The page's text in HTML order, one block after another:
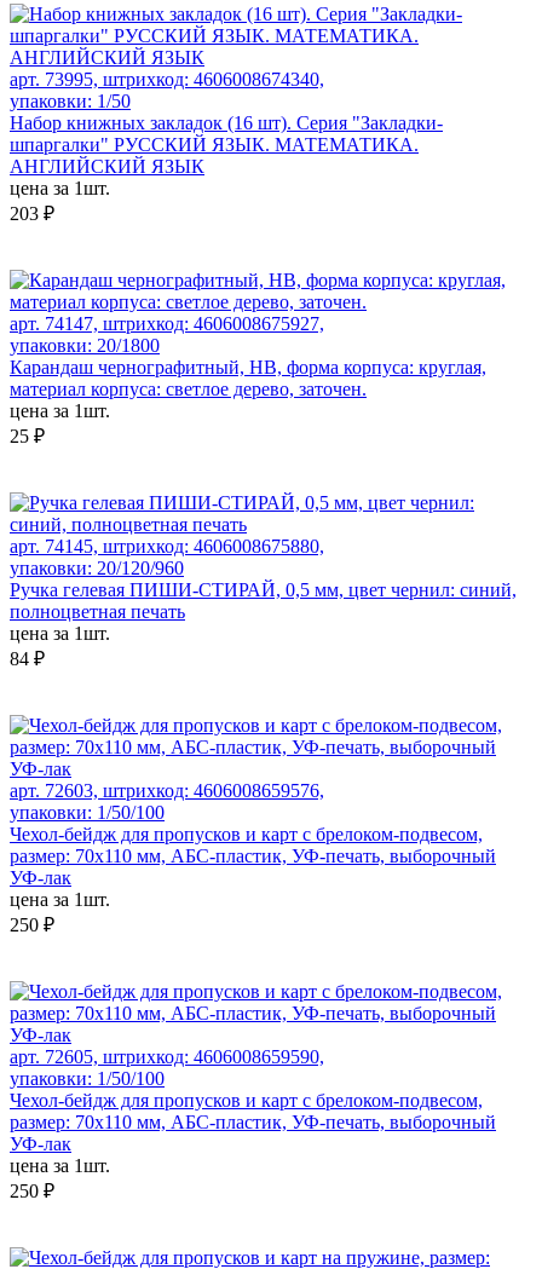
арт. 73995, штрихкод: 4606008674340,
упаковки: 1/50
Набор книжных закладок (16 шт). Серия "Закладки-
шпаргалки" РУССКИЙ ЯЗЫК. МАТЕМАТИКА.
АНГЛИЙСКИЙ ЯЗЫК
цена за 1шт.
203 ₽
арт. 74147, штрихкод: 4606008675927,
упаковки: 20/1800
Карандаш чернографитный, HB, форма корпуса: круглая,
материал корпуса: светлое дерево, заточен.
цена за 1шт.
25 ₽
арт. 74145, штрихкод: 4606008675880,
упаковки: 20/120/960
Ручка гелевая ПИШИ-СТИРАЙ, 0,5 мм, цвет чернил: синий,
полноцветная печать
цена за 1шт.
84 ₽
арт. 72603, штрихкод: 4606008659576,
упаковки: 1/50/100
Чехол-бейдж для пропусков и карт с брелоком-подвесом,
размер: 70х110 мм, АБС-пластик, УФ-печать, выборочный
УФ-лак
цена за 1шт.
250 ₽
арт. 72605, штрихкод: 4606008659590,
упаковки: 1/50/100
Чехол-бейдж для пропусков и карт с брелоком-подвесом,
размер: 70х110 мм, АБС-пластик, УФ-печать, выборочный
УФ-лак
цена за 1шт.
250 ₽